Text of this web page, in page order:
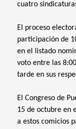
cuatro
El proceso
participación de
en el listado
voto entre las
tarde en sus
El Congreso de
15 de octubre en
a estos comicios